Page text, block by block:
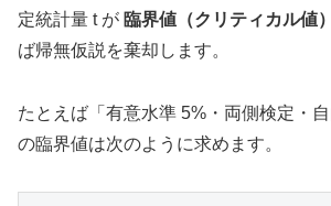
定統計量 t が 臨界値（クリティカル値）
ば帰無仮説を棄却します。
たとえば「有意水準 5%・両側検定・
の臨界値は次のように求めます。